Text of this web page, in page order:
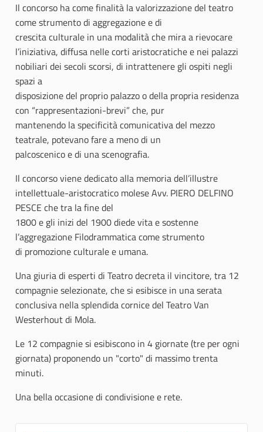
Il concorso ha come finalità la valorizzazione del teatro
come strumento di aggregazione e di
crescita culturale in una modalità che mira a rievocare
l’iniziativa, diffusa nelle corti aristocratiche e nei palazzi
nobiliari dei secoli scorsi, di intrattenere gli ospiti negli
spazi a
disposizione del proprio palazzo o della propria residenza
con “rappresentazioni-brevi” che, pur
mantenendo la specificità comunicativa del mezzo
teatrale, potevano fare a meno di un
palcoscenico e di una scenografia.
Il concorso viene dedicato alla memoria dell’illustre
intellettuale-aristocratico molese Avv. PIERO DELFINO
PESCE che tra la fine del
1800 e gli inizi del 1900 diede vita e sostenne
l’aggregazione Filodrammatica come strumento
di promozione culturale e umana.
Una giuria di esperti di Teatro decreta il vincitore, tra 12
compagnie selezionate, che si esibisce in una serata
conclusiva nella splendida cornice del Teatro Van
Westerhout di Mola.
Le 12 compagnie si esibiscono in 4 giornate (tre per ogni
giornata) proponendo un "corto" di massimo trenta
minuti.
Una bella occasione di condivisione e rete.